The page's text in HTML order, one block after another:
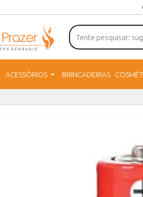
ACESSÓRIOS BRINCADEIRAS